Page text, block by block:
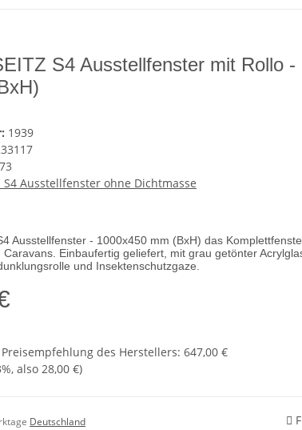
S4 Ausstellfenster mit Rollo -
1939
S4 Ausstellfenster ohne Dichtmasse
Ausstellfenster - 1000x450 mm (BxH) das
Caravans. Einbaufertig geliefert, mit grau getönter
und Insektenschutzgaze.
des Herstellers: 647,00 €
, also 28,00 €)
Deutschland